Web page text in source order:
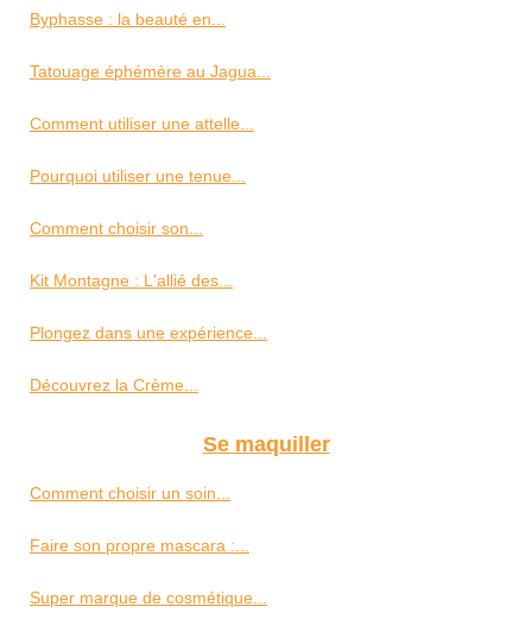
Byphasse : la beauté en...
Tatouage éphémère au Jagua...
Comment utiliser une attelle...
Pourquoi utiliser une tenue...
Comment choisir son...
Kit Montagne : L'allié des...
Plongez dans une expérience...
Découvrez la Crème...
Se maquiller
Comment choisir un soin...
Faire son propre mascara :...
Super marque de cosmétique...